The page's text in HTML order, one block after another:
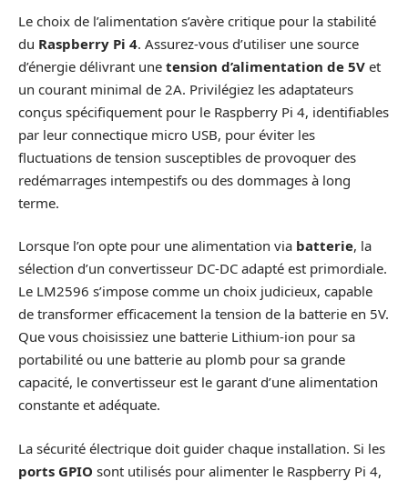
Le choix de l’alimentation s’avère critique pour la stabilité
du Raspberry Pi 4. Assurez-vous d’utiliser une source
d’énergie délivrant une tension d’alimentation de 5V et
un courant minimal de 2A. Privilégiez les adaptateurs
conçus spécifiquement pour le Raspberry Pi 4, identifiables
par leur connectique micro USB, pour éviter les
fluctuations de tension susceptibles de provoquer des
redémarrages intempestifs ou des dommages à long
terme.
Lorsque l’on opte pour une alimentation via batterie, la
sélection d’un convertisseur DC-DC adapté est primordiale.
Le LM2596 s’impose comme un choix judicieux, capable
de transformer efficacement la tension de la batterie en 5V.
Que vous choisissiez une batterie Lithium-ion pour sa
portabilité ou une batterie au plomb pour sa grande
capacité, le convertisseur est le garant d’une alimentation
constante et adéquate.
La sécurité électrique doit guider chaque installation. Si les
ports GPIO sont utilisés pour alimenter le Raspberry Pi 4,